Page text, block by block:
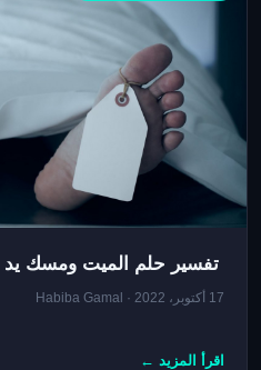
تفسير حلم الميت ومسك يد
17 أكتوبر، 2022 · Habiba Gamal
اقرأ المزيد ←